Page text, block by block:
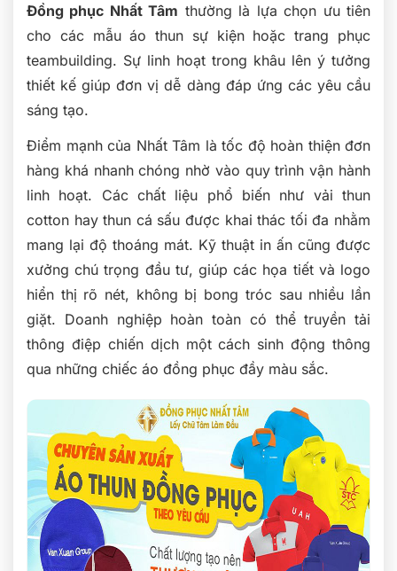
Đồng phục Nhất Tâm thường là lựa chọn ưu tiên
cho các mẫu áo thun sự kiện hoặc trang phục
teambuilding. Sự linh hoạt trong khâu lên ý tưởng
thiết kế giúp đơn vị dễ dàng đáp ứng các yêu cầu
sáng tạo.
Điểm mạnh của Nhất Tâm là tốc độ hoàn thiện đơn
hàng khá nhanh chóng nhờ vào quy trình vận hành
linh hoạt. Các chất liệu phổ biến như vải thun
cotton hay thun cá sấu được khai thác tối đa nhằm
mang lại độ thoáng mát. Kỹ thuật in ấn cũng được
xưởng chú trọng đầu tư, giúp các họa tiết và logo
hiển thị rõ nét, không bị bong tróc sau nhiều lần
giặt. Doanh nghiệp hoàn toàn có thể truyền tải
thông điệp chiến dịch một cách sinh động thông
qua những chiếc áo đồng phục đầy màu sắc.